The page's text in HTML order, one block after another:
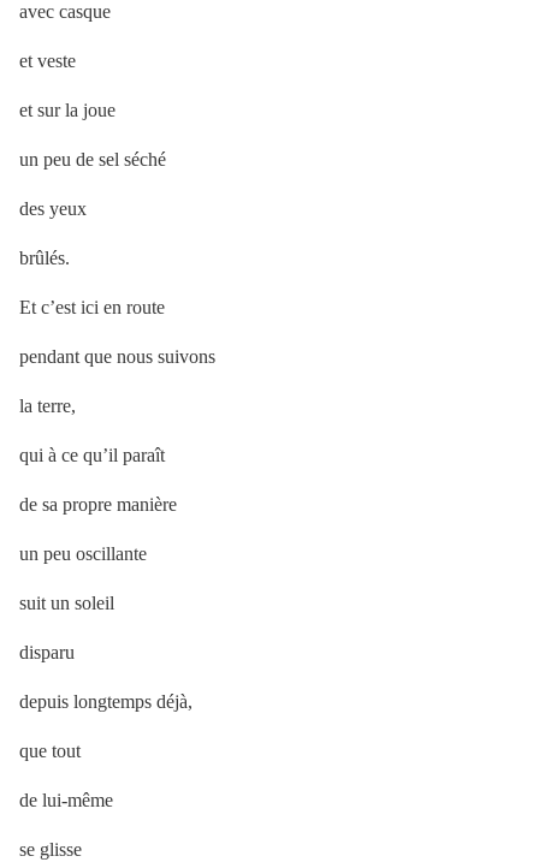
avec casque
et veste
et sur la joue
un peu de sel séché
des yeux
brûlés.
Et c’est ici en route
pendant que nous suivons
la terre,
qui à ce qu’il paraît
de sa propre manière
un peu oscillante
suit un soleil
disparu
depuis longtemps déjà,
que tout
de lui-même
se glisse